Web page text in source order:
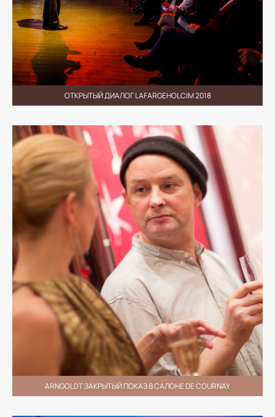
ОТКРЫТЫЙ ДИАЛОГ LAFARGEHOLCIM 2018
ARNGOLDT ЗАКРЫТЫЙ ПОКАЗ В САЛОНЕ DE COURNAY